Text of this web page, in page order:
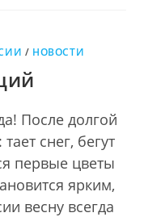
/ НОВОСТИ
После долгой
снег, бегут
первые цветы
ярким,
весну всегда